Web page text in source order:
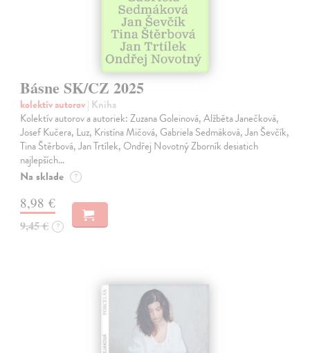
Básne SK/CZ 2025
kolektív autorov| Kniha
Kolektív autorov a autoriek: Zuzana Goleinová, Alžběta Janečková,
Josef Kučera, Luz, Kristína Mičová, Gabriela Sedmáková, Jan Ševčík,
Tina Štěrbová, Jan Trtílek, Ondřej Novotný Zborník desiatich
najlepších…
Na sklade ?
8,98 €
9,45 € ?